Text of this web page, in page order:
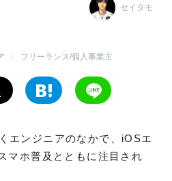
セイタモ
フリーランス/個人事業主
エンジニアのなかで、iOSエ
マホ普及とともに注目され